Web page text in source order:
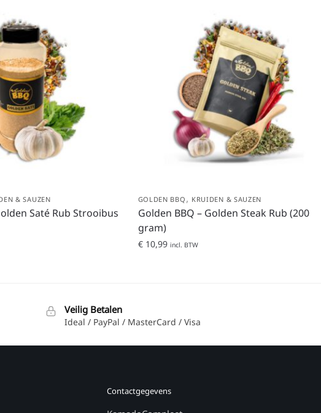
& SAUZEN
Saté Rub Strooibus
GOLDEN BBQ , KRUIDEN & SAUZEN
Golden BBQ – Golden Steak Rub (200
gram)
€10,99 incl. BTW
Veilig Betalen
Ideal / PayPal / MasterCard / Visa
Contactgegevens